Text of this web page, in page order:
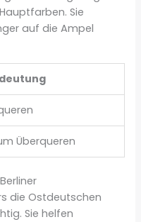
Sie
auf die Ampel
Überqueren
die Ostdeutschen
Sie helfen